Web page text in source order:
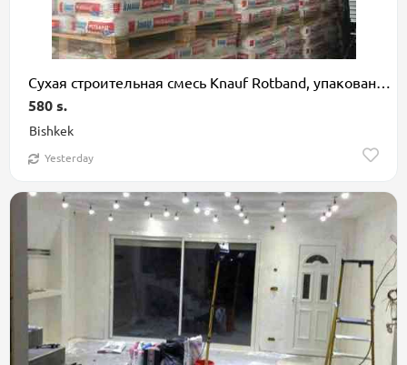
Bishkek
580 s.
Yesterday